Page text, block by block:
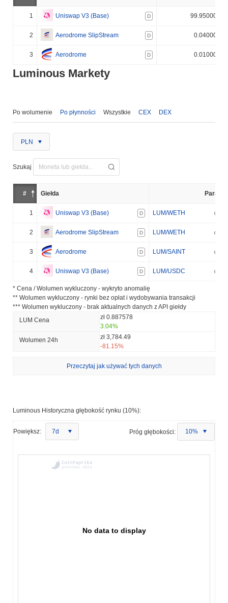
1 Uniswap V3 (Base) D 99.950000%
2 Aerodrome SlipStream D 0.040000%
3 Aerodrome D 0.010000%
Luminous Markety
Po wolumenie Po płynności Wszystkie CEX DEX
PLN
Szukaj
# Giełda Para
1 Uniswap V3 (Base) D LUM/WETH
2 Aerodrome SlipStream D LUM/WETH
3 Aerodrome D LUM/SAINT
4 Uniswap V3 (Base) D LUM/USDC
* Cena / Wolumen wykluczony - wykryto anomalię
** Wolumen wykluczony - rynki bez opłat i wydobywania transakcji
*** Wolumen wykluczony - brak aktualnych danych z API giełdy
LUM Cena
zł 0.887578
3.04%
Wolumen 24h
zł 3,784.49
-81.15%
Przeczytaj jak używać tych danych
Luminous Historyczna głębokość rynku (10%):
Powiększ: 7d Próg głębokości: 10%
No data to display